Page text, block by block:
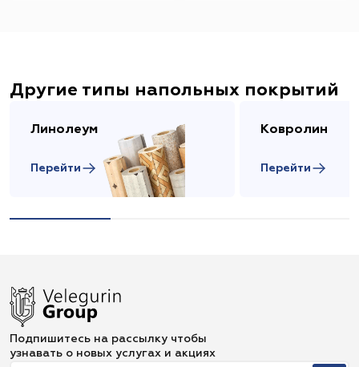
Другие типы напольных покрытий
Линолеум
Перейти
Ковролин
Перейти
Подпишитесь на рассылку чтобы
узнавать о новых услугах и акциях